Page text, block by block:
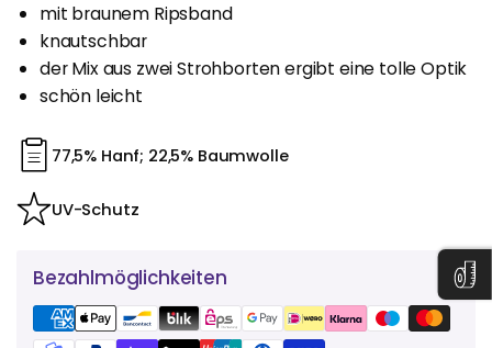
mit braunem Ripsband
knautschbar
der Mix aus zwei Strohborten ergibt eine tolle Optik
schön leicht
77,5% Hanf; 22,5% Baumwolle
UV-Schutz
Bezahlmöglichkeiten